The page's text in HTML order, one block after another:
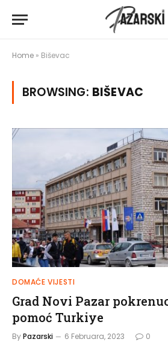
Home » Biševac
BROWSING: BIŠEVAC
DOMAĆE VIJESTI
Grad Novi Pazar
pomoć Turkiye
ByPazarski 6 Februara, 2023 0